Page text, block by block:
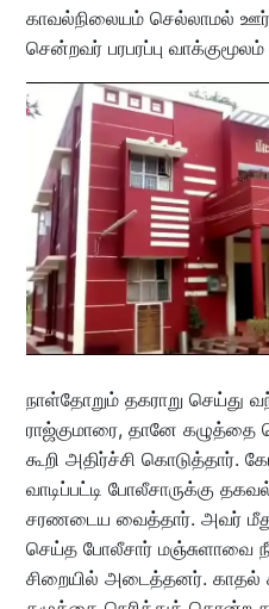
காவல்நிலையம் செல்லாமல்
சென்றவர் பரபரப்பு
நாள்தோறும் தகராறு செய்து
ராஜ்குமாரை, தானே
கூறி அதிர்ச்சி கொடுத்தார்.
வாடிப்பட்டி போலீசாருக்கு
சரணடைய வைத்தார். அவர்
செய்த போலீசார் மஞ்சுளாவை
சிறையில் அடைத்தனர்.